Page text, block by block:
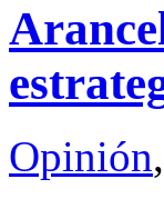
Opinión,